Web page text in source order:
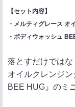
【セット内容】
・メルティグレース オ
・ボディウォッシュ
落とすだけでは
オイルクレンジ
BEE HUG』のミ